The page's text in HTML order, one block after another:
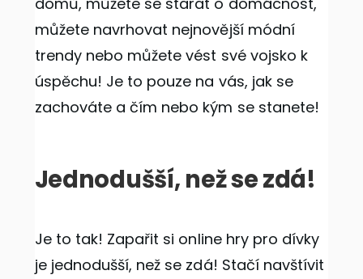
můžete navrhovat nejnovější módní
trendy nebo můžete vést své vojsko k
úspěchu! Je to pouze na vás, jak se
zachováte a čím nebo kým se stanete!
Jednodušší, než se zdá!
Je to tak! Zapařit si online hry pro dívky
je jednodušší, než se zdá! Stačí navštívit